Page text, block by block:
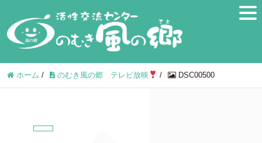
ホーム / のむき風の郷 テレビ放映 / DSC00500